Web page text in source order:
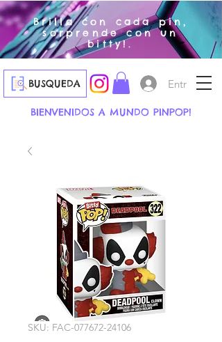
Brilla con cada pin,
sorprende con un
bitty!.
BUSQUEDA
BIENVENIDOS A MUNDO PINPOP!
Entrar
SKU: FAC-077672-24106